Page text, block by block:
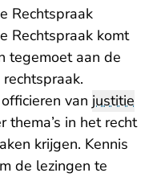
Rechtspraak
Rechtspraak komt
tegemoet aan de
van justitie
thema’s in het recht
krijgen. Kennis
de lezingen te